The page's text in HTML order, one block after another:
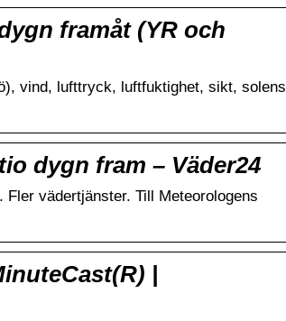
framåt (YR och
vind, lufttryck, luftfuktighet, sikt, solens
dygn fram – Väder24
vädertjänster. Till Meteorologens
|